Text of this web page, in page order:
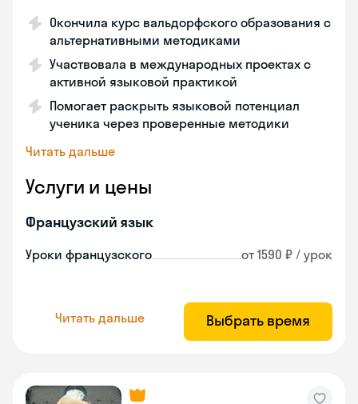
Окончила курс вальдорфского образования с
альтернативными методиками
Участвовала в международных проектах с
активной языковой практикой
Помогает раскрыть языковой потенциал
ученика через проверенные методики
Читать дальше
Услуги и цены
Французский язык
Уроки французского от 1590 ₽ / урок
Читать дальше Выбрать время